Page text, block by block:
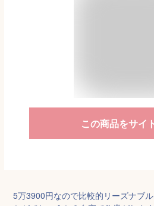
この商品をサイ
5万3900円なので比較的リーズナブ